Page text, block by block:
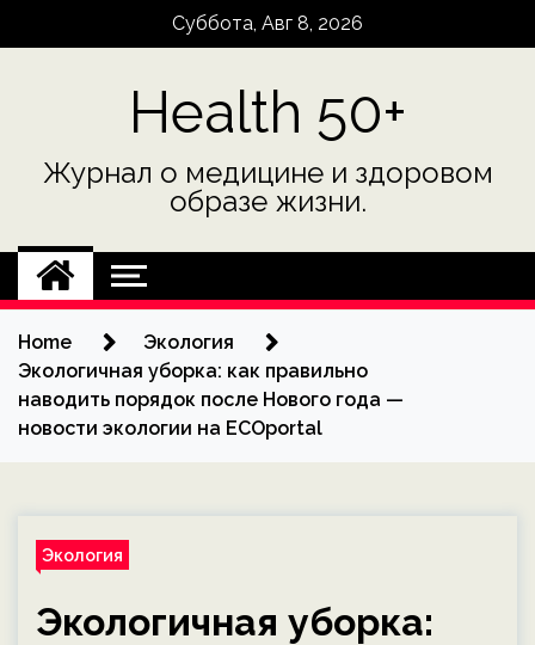
Суббота, Авг 8, 2026
Health 50+
Журнал о медицине и здоровом
образе жизни.
Home
Экология
Экологичная уборка: как правильно
наводить порядок после Нового года —
новости экологии на ECOportal
Экология
Экологичная уборка: